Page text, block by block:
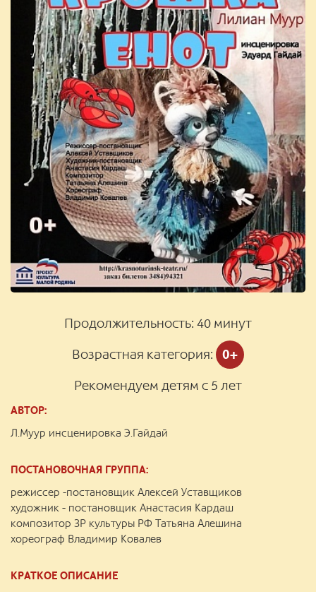
Продолжительность: 40 минут
Возрастная категория: 0+
Рекомендуем детям с 5 лет
АВТОР:
Л.Муур инсценировка Э.Гайдай
ПОСТАНОВОЧНАЯ ГРУППА:
режиссер -постановщик Алексей Уставщиков
художник - постановщик Анастасия Кардаш
композитор ЗР культуры РФ Татьяна Алешина
хореограф Владимир Ковалев
КРАТКОЕ ОПИСАНИЕ